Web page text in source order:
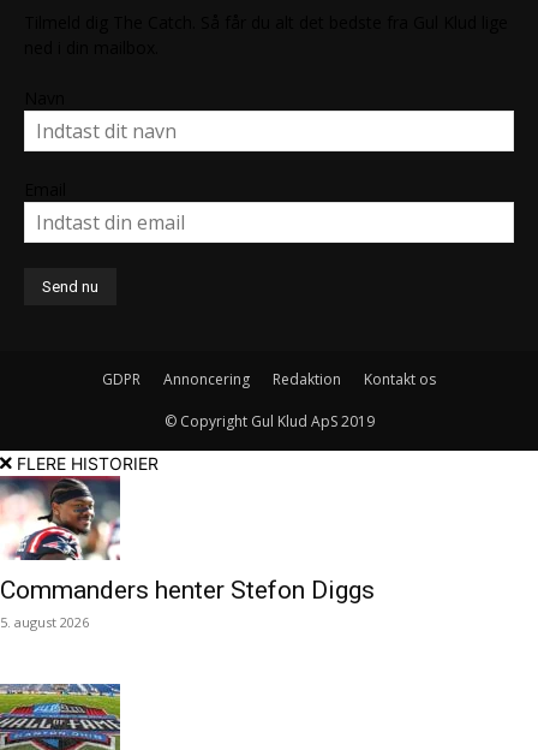
GDPR Annoncering Redaktion Kontakt os
© Copyright Gul Klud ApS 2019
FLERE HISTORIER
Commanders henter Stefon Diggs
5. august 2026